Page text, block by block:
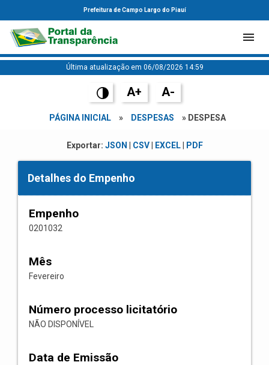
Prefeitura de Campo Largo do Piauí
Última atualização em 06/08/2026 14:59
A+ A-
PÁGINA INICIAL » DESPESAS » DESPESA
Exportar: JSON CSV| EXCEL| PDF
Detalhes do Empenho
Empenho
0201032
Mês
Fevereiro
Número processo licitatório
NÃO DISPONÍVEL
Data de Emissão